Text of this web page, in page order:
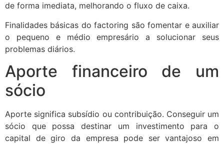
de forma imediata, melhorando o fluxo de caixa.
Finalidades básicas do factoring são fomentar e auxiliar
o pequeno e médio empresário a solucionar seus
problemas diários.
Aporte financeiro de um
sócio
Aporte significa subsídio ou contribuição. Conseguir um
sócio que possa destinar um investimento para o
capital de giro da empresa pode ser vantajoso em